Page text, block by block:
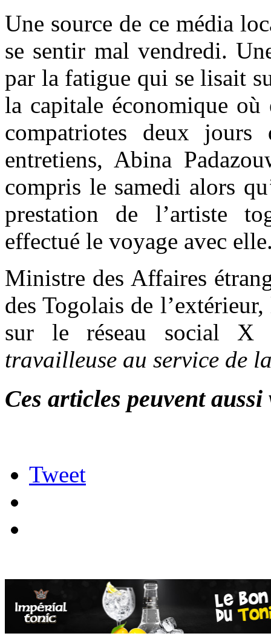
Une source de ce média
se sentir mal vendredi.
par la fatigue qui se lisait
la capitale économique où
compatriotes deux jours
entretiens, Abina
compris le samedi alors
prestation de l’artiste
effectué le voyage avec
Ministre des Affaires
des Togolais de
sur le réseau social X
travailleuse au service de
Ces articles peuvent
Tweet